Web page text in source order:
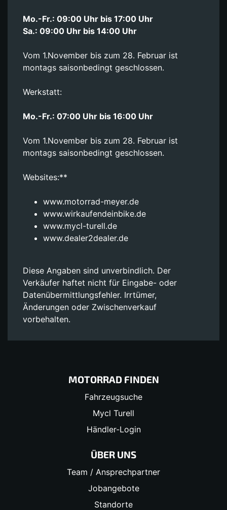
Mo.-Fr.: 09:00 Uhr bis 17:00 Uhr
Sa.: 09:00 Uhr bis 14:00 Uhr
Vom 1.November bis zum 28. Februar ist
montags saisonbedingt geschlossen.
Werkstatt:
Mo.-Fr.: 07:00 Uhr bis 16:00 Uhr
Vom 1.November bis zum 28. Februar ist
montags saisonbedingt geschlossen.
Websites:**
www.motorrad-meyer.de
www.wirkaufendeinbike.de
www.mycl-turell.de
www.dealer2dealer.de
Diese Angaben sind unverbindlich. Der
Verkäufer haftet nicht für Eingabe- oder
Datenübermittlungsfehler. Irrtümer,
Änderungen oder Zwischenverkauf
vorbehalten.
MOTORRAD FINDEN
Fahrzeugsuche
Mycl Turell
Händler-Login
ÜBER UNS
Team / Ansprechpartner
Jobangebote
Standorte